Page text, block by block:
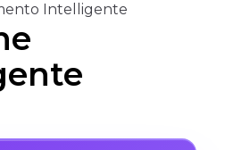
Intelligente